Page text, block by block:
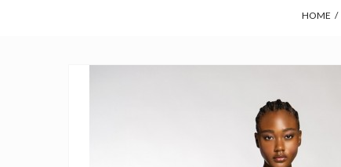
HOME /